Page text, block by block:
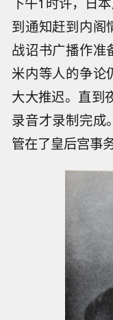
到通知赶到内阁
战诏书广播作准
米内等人的争论
大大推迟。直到
录音才录制完成
管在了皇后宫事